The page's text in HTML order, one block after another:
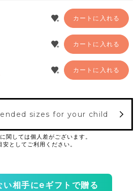
カートに入れる
カートに入れる
カートに入れる
sizes for your child
い相手にeギフトで贈る